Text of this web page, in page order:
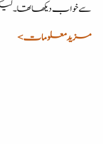
سے خواب دیکھا تھا۔
مزید معلومات >